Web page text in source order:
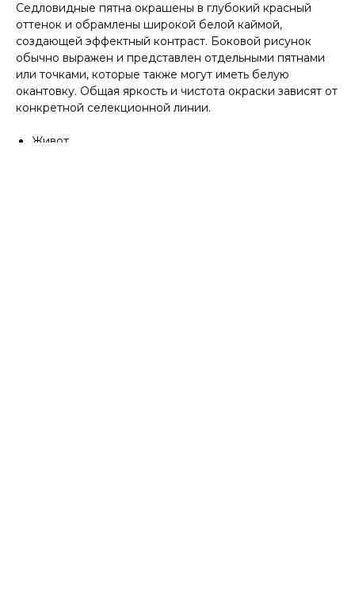
Седловидные пятна окрашены в глубокий красный
оттенок и обрамлены широкой белой каймой,
создающей эффектный контраст. Боковой рисунок
обычно выражен и представлен отдельными пятнами
или точками, которые также могут иметь белую
окантовку. Общая яркость и чистота окраски зависят от
конкретной селекционной линии.
Живот